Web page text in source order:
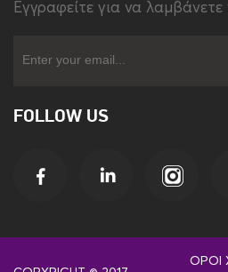
Eγγραφείτε για να
FOLLOW US
ΌΡΟΙ